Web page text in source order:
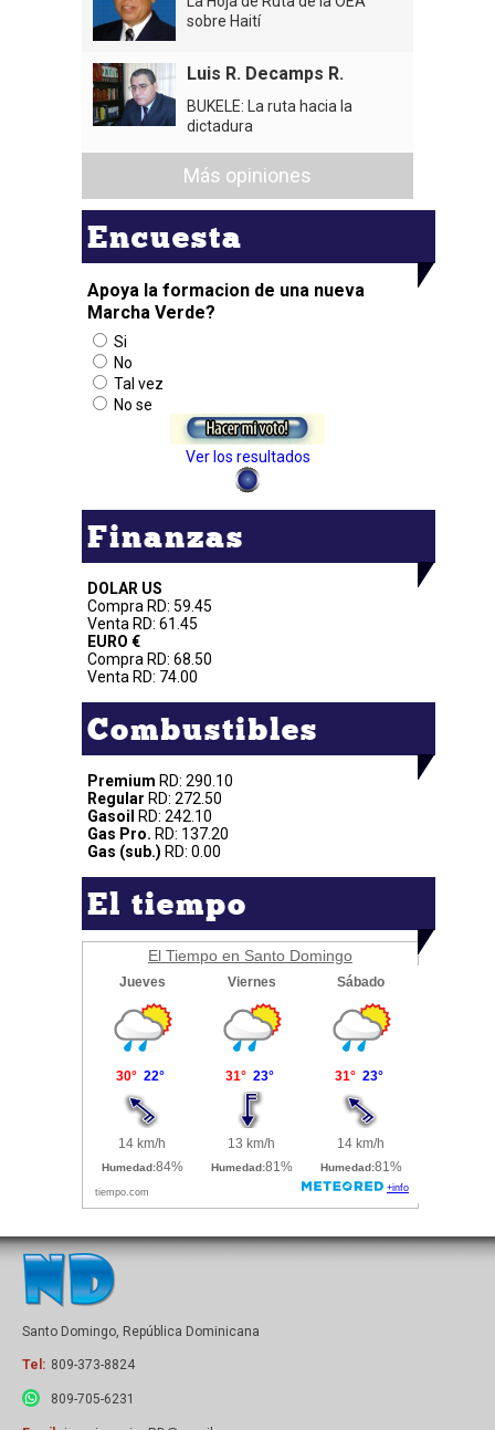
sobre Haití
Luis R. Decamps R.
BUKELE: La ruta hacia la
dictadura
Más opiniones
Encuesta
Apoya la formacion de una nueva
Marcha Verde?
Si
No
Tal vez
No se
Ver los resultados
Finanzas
DOLAR US
Compra RD: 59.45
Venta RD: 61.45
EURO €
Compra RD: 68.50
Venta RD: 74.00
Combustibles
Premium RD: 290.10
Regular RD: 272.50
Gasoil
RD: 242.10
Gas Pro. RD: 137.20
Gas (sub.) RD: 0.00
El tiempo
El Tiempo en Santo Domingo
Santo Domingo, República Dominicana
Tel: 809-373-8824
809-705-6231